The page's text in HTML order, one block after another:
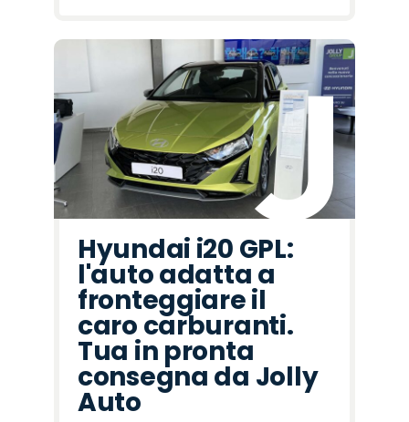
Hyundai i20 GPL:
l'auto adatta a
fronteggiare il
caro carburanti.
Tua in pronta
consegna da Jolly
Auto